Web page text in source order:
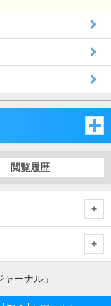
閲覧履歴
ーナル」